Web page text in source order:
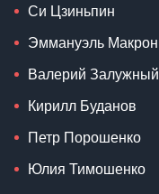
Си Цзиньпин
Эммануэль Макрон
Валерий Залужный
Кирилл Буданов
Петр Порошенко
Юлия Тимошенко